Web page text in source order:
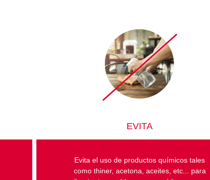
EVITA
Evita el uso de productos químicos tales
como thiner, acetona, aceites, etc... para